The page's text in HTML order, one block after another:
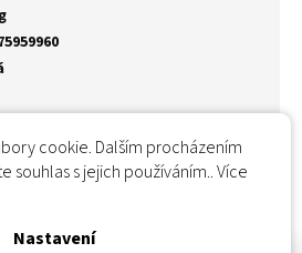
cookie. Dalším procházením
souhlas s jejich používáním.. Více
Nastavení